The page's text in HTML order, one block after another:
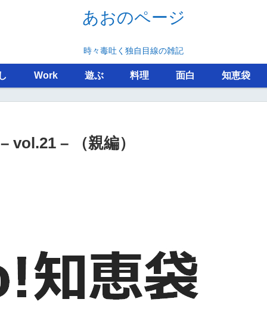
あおのページ
時々毒吐く独自目線の雑記
Work 遊ぶ 料理 面白 知恵袋
vol.21 – （親編）